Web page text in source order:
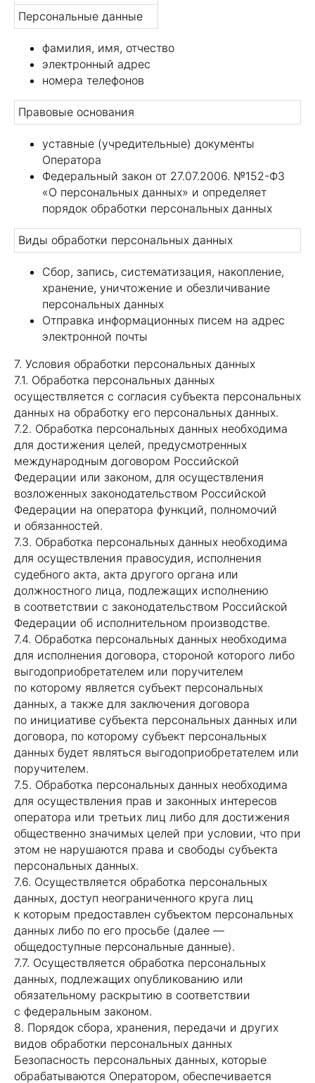
Персональные данные
фамилия, имя, отчество
электронный адрес
номера телефонов
Правовые основания
уставные (учредительные) документы
Оператора
Федеральный закон от 27.07.2006. №152-ФЗ
«О персональных данных» и определяет
порядок обработки персональных данных
Виды обработки персональных данных
Сбор, запись, систематизация, накопление,
хранение, уничтожение и обезличивание
персональных данных
Отправка информационных писем на адрес
электронной почты
7. Условия обработки персональных данных
7.1. Обработка персональных данных
осуществляется с согласия субъекта персональных
данных на обработку его персональных данных.
7.2. Обработка персональных данных необходима
для достижения целей, предусмотренных
международным договором Российской
Федерации или законом, для осуществления
возложенных законодательством Российской
Федерации на оператора функций, полномочий
и обязанностей.
7.3. Обработка персональных данных необходима
для осуществления правосудия, исполнения
судебного акта, акта другого органа или
должностного лица, подлежащих исполнению
в соответствии с законодательством Российской
Федерации об исполнительном производстве.
7.4. Обработка персональных данных необходима
для исполнения договора, стороной которого либо
выгодоприобретателем или поручителем
по которому является субъект персональных
данных, а также для заключения договора
по инициативе субъекта персональных данных или
договора, по которому субъект персональных
данных будет являться выгодоприобретателем или
поручителем.
7.5. Обработка персональных данных необходима
для осуществления прав и законных интересов
оператора или третьих лиц либо для достижения
общественно значимых целей при условии, что при
этом не нарушаются права и свободы субъекта
персональных данных.
7.6. Осуществляется обработка персональных
данных, доступ неограниченного круга лиц
к которым предоставлен субъектом персональных
данных либо по его просьбе (далее —
общедоступные персональные данные).
7.7. Осуществляется обработка персональных
данных, подлежащих опубликованию или
обязательному раскрытию в соответствии
с федеральным законом.
8. Порядок сбора, хранения, передачи и других
видов обработки персональных данных
Безопасность персональных данных, которые
обрабатываются Оператором, обеспечивается